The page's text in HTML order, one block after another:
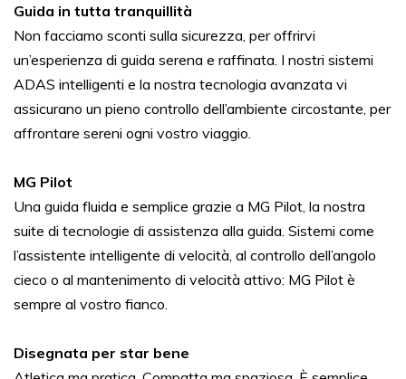
Guida in tutta tranquillità
Non facciamo sconti sulla sicurezza, per offrirvi
un’esperienza di guida serena e raffinata. I nostri sistemi
ADAS intelligenti e la nostra tecnologia avanzata vi
assicurano un pieno controllo dell’ambiente circostante, per
affrontare sereni ogni vostro viaggio.
MG Pilot
Una guida fluida e semplice grazie a MG Pilot, la nostra
suite di tecnologie di assistenza alla guida. Sistemi come
l’assistente intelligente di velocità, al controllo dell’angolo
cieco o al mantenimento di velocità attivo: MG Pilot è
sempre al vostro fianco.
Disegnata per star bene